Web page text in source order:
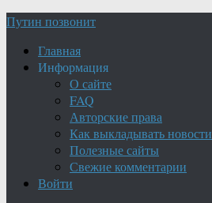
Путин позвонит
Главная
Информация
О сайте
FAQ
Авторские права
Как выкладывать новости
Полезные сайты
Свежие комментарии
Войти